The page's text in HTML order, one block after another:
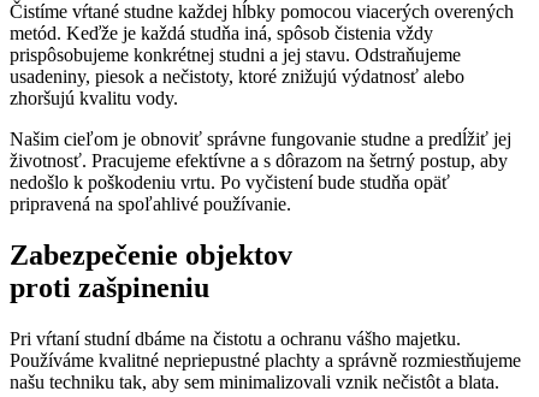
Čistíme vŕtané studne každej hĺbky pomocou viacerých overených
metód. Keďže je každá studňa iná, spôsob čistenia vždy
prispôsobujeme konkrétnej studni a jej stavu. Odstraňujeme
usadeniny, piesok a nečistoty, ktoré znižujú výdatnosť alebo
zhoršujú kvalitu vody.
Našim cieľom je obnoviť správne fungovanie studne a predĺžiť jej
životnosť. Pracujeme efektívne a s dôrazom na šetrný postup, aby
nedošlo k poškodeniu vrtu. Po vyčistení bude studňa opäť
pripravená na spoľahlivé používanie.
Zabezpečenie objektov
proti zašpineniu
Pri vŕtaní studní dbáme na čistotu a ochranu vášho majetku.
Používáme kvalitné nepriepustné plachty a správně rozmiestňujeme
našu techniku tak, aby sem minimalizovali vznik nečistôt a blata.